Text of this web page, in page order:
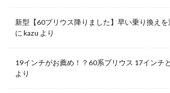
新型【60プリウス降りました】早い乗り換え
に kazu より
19インチがお薦め！？60系プリウス 17インチ
より